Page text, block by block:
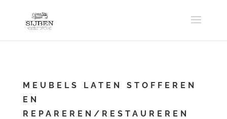
MEUBELS LATEN STOFFEREN
EN
REPAREREN/RESTAUREREN